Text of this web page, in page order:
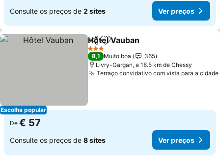
Consulte os preços de 2 sites Ver preços
Escolha popular
PartilharAdicionar aos favoritos
Hôtel Vauban
3 Estrelas
8,1 Muito boa
365
Livry-Gargan, a 18.5 km de Chessy
Terraço convidativo com vista para a cidade
De € 57
Consulte os preços de 8 sites Ver preços